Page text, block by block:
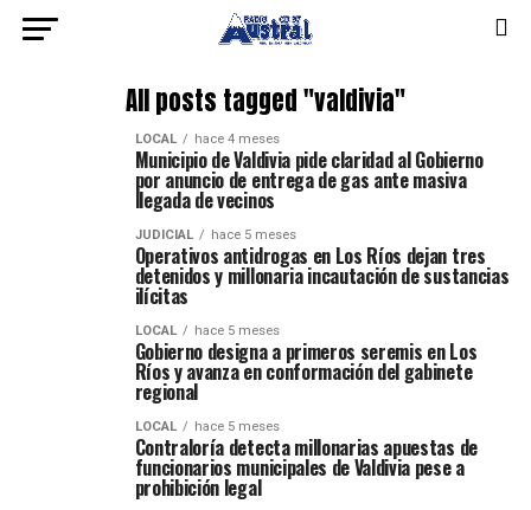
All posts tagged "valdivia"
LOCAL hace 4 meses
Municipio de Valdivia pide claridad al Gobierno
por anuncio de entrega de gas ante masiva
llegada de vecinos
JUDICIAL hace 5 meses
Operativos antidrogas en Los Ríos dejan tres
detenidos y millonaria incautación de sustancias
ilícitas
LOCAL hace 5 meses
Gobierno designa a primeros seremis en Los
Ríos y avanza en conformación del gabinete
regional
LOCAL hace 5 meses
Contraloría detecta millonarias apuestas de
funcionarios municipales de Valdivia pese a
prohibición legal